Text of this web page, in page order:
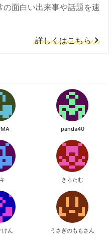
面白い出来事や話題を速
詳しくはこちら
panda40
きらたむ
けん うさぎのももさん